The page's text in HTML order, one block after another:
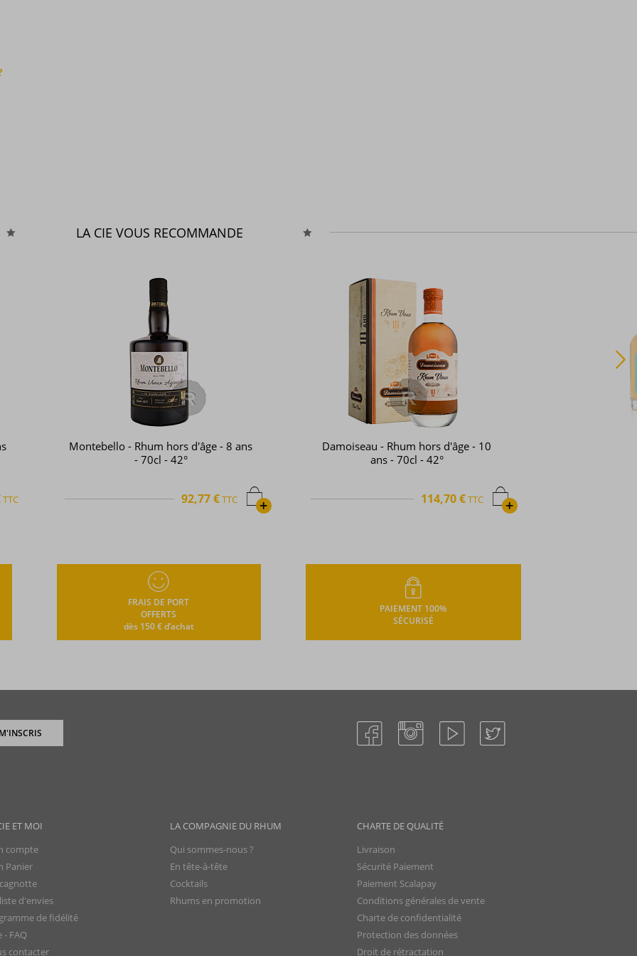
LA CIE VOUS RECOMMANDE
TTC
Montebello - Rhum hors d'âge - 8 ans
- 70cl - 42°
+
92,77 €TTC
Damoiseau - Rhum hors d'âge - 10
ans - 70cl - 42°
+
114,70 €TTC
FRAIS DE PORT
OFFERTS
dès 150 € d’achat
PAIEMENT 100%
SÉCURISÉ
LA COMPAGNIE DU RHUM
Qui sommes-nous ?
En tête-à-tête
Cocktails
Rhums en promotion
ET MOI
compte
Panier
d'envies
de fidélité
- FAQ
contacter
CHARTE DE QUALITÉ
Livraison
Sécurité Paiement
Paiement Scalapay
Conditions générales de vente
Charte de confidentialité
Protection des données
Droit de rétractation